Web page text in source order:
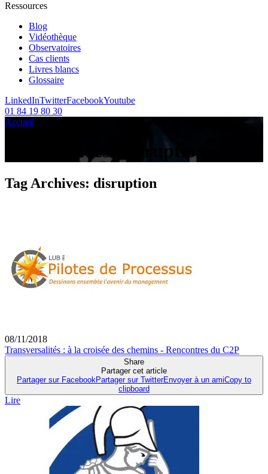
Ressources
Blog
Vidéothèque
Observatoires
Cas clients
Livres blancs
Glossaire
LinkedInTwitterFacebookYoutube
01 84 19 80 30
Accueil
Tag Archives: disruption
Tag Archives: disruption
08/11/2018
Transversalités : à la croisée des chemins - Rencontres du C2P
Share
Partager cet article
Partager sur Facebook Partager sur TwitterEnvoyer à un amiCopy to
clipboard
Lire